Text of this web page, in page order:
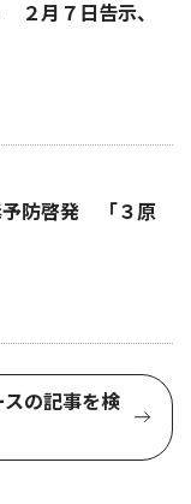
２月７日告示、
防啓発 「３原
の記事を検